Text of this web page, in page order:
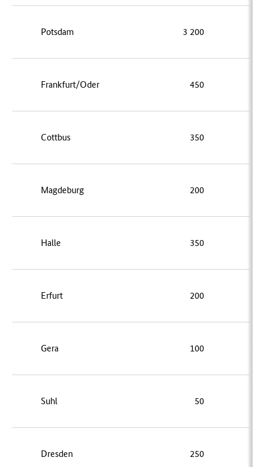
Potsdam 3 200
Frankfurt/Oder 450
Cottbus 350
Magdeburg 200
Halle 350
Erfurt 200
Gera 100
Suhl 50
Dresden 250